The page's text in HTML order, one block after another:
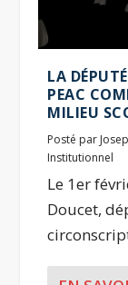
LA
PEAC
MILIEU
Posté par
Institutionnel
Le 1er
Doucet,